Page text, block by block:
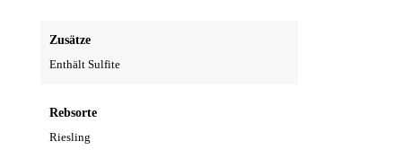
Zusätze
Enthält Sulfite
Rebsorte
Riesling